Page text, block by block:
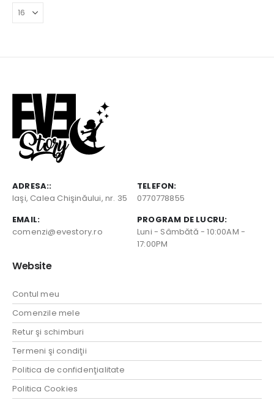
ADRESA::
Iaşi, Calea Chişinăului, nr. 35
TELEFON:
0770778855
EMAIL:
comenzi@evestory.ro
PROGRAM DE LUCRU:
Luni - Sâmbătă - 10:00AM -
17:00PM
Website
Contul meu
Comenzile mele
Retur şi schimburi
Termeni şi condiţii
Politica de confidenţialitate
Politica Cookies